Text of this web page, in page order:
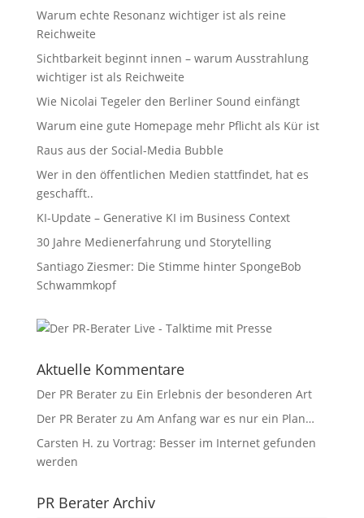
Warum echte Resonanz wichtiger ist als reine
Reichweite
Sichtbarkeit beginnt innen – warum Ausstrahlung
wichtiger ist als Reichweite
Wie Nicolai Tegeler den Berliner Sound einfängt
Warum eine gute Homepage mehr Pflicht als Kür ist
Raus aus der Social-Media Bubble
Wer in den öffentlichen Medien stattfindet, hat es
geschafft..
KI-Update – Generative KI im Business Context
30 Jahre Medienerfahrung und Storytelling
Santiago Ziesmer: Die Stimme hinter SpongeBob
Schwammkopf
Aktuelle Kommentare
Der PR Beraterzu Ein Erlebnis der besonderen Art
Der PR Beraterzu Am Anfang war es nur ein Plan…
Carsten H. zu Vortrag: Besser im Internet gefunden
werden
PR Berater Archiv